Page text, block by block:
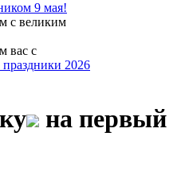
9 мая!
с великим
вас с
2026
на первый